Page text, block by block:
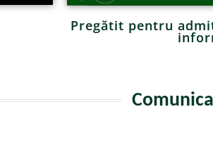
Pregătit pentru